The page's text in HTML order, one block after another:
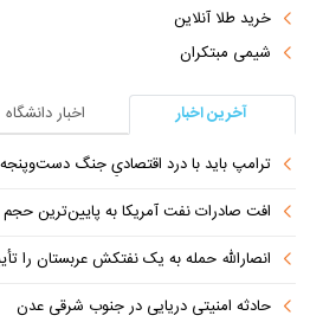
خرید طلا آنلاین
شیمی مبتکران
آخرین اخبار
اخبار دانشگاه
ترامپ باید با درد اقتصادیِ جنگ دست‌و‌پنجه
افت صادرات نفت آمریکا به پایین‌ترین حجم در ۸ ماه
انصارالله حمله به یک نفتکش عربستان را
حادثه امنیتی دریایی در جنوب شرقی عدن